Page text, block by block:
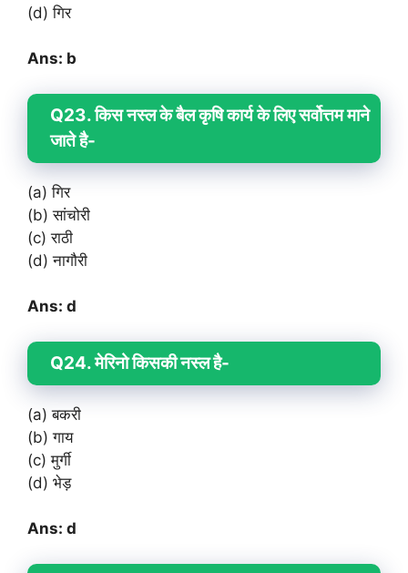
(d) गिर
Ans: b
Q23. किस नस्ल के बैल कृषि कार्य के लिए सर्वोत्तम माने
जाते है-
(a) गिर
(b) सांचोरी
(c) राठी
(d) नागौरी
Ans: d
Q24. मेरिनो किसकी नस्ल है-
(a) बकरी
(b) गाय
(c) मुर्गी
(d) भेड़
Ans: d